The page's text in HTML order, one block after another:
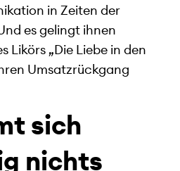
in Zeiten der
es gelingt ihnen
„Die Liebe in den
Umsatzrückgang
sich
nichts